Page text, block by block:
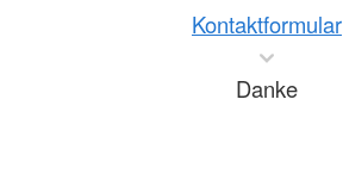
Kontaktformular
Danke